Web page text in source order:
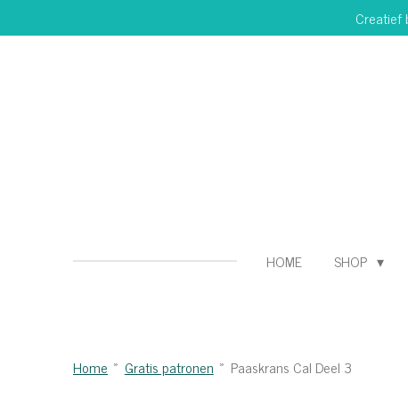
direct
Creatief
HOME SHOP
Home » Gratis patronen » Paaskrans Cal Deel 3